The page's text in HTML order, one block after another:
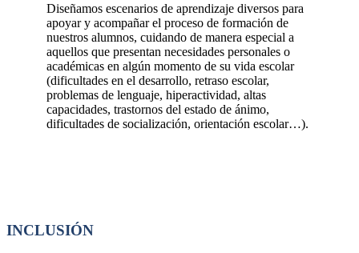
Diseñamos escenarios de aprendizaje diversos para
apoyar y acompañar el proceso de formación de
nuestros alumnos, cuidando de manera especial a
aquellos que presentan necesidades personales o
académicas en algún momento de su vida escolar
(dificultades en el desarrollo, retraso escolar,
problemas de lenguaje, hiperactividad, altas
capacidades, trastornos del estado de ánimo,
dificultades de socialización, orientación escolar…).
INCLUSIÓN